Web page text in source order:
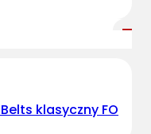
klasyczny FO